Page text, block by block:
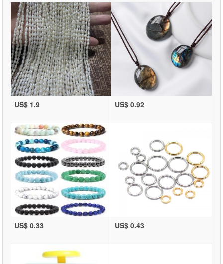
US$ 1.9 US$ 0.92
US$ 0.33 US$ 0.43